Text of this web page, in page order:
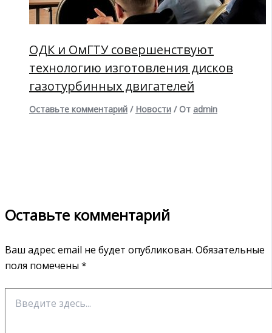
ОДК и ОмГТУ совершенствуют
технологию изготовления дисков
газотурбинных двигателей
Оставьте комментарий / Новости / От admin
Оставьте комментарий
Ваш адрес email не будет опубликован. Обязательные
поля помечены *
здесь...